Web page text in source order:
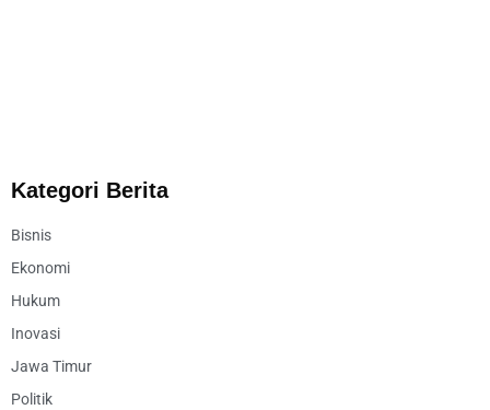
Kategori Berita
Bisnis
Ekonomi
Hukum
Inovasi
Jawa Timur
Politik